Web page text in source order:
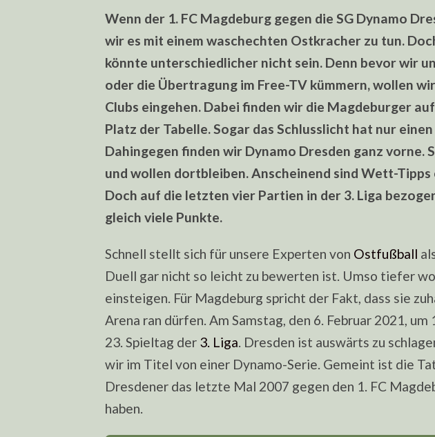
Wenn der 1. FC Magdeburg gegen die SG Dynamo
wir es mit einem waschechten Ostkracher zu tun.
könnte unterschiedlicher nicht sein. Denn bevor wir
oder die Übertragung im Free-TV kümmern, wollen
Clubs eingehen. Dabei finden wir die Magdeburger
Platz der Tabelle. Sogar das Schlusslicht hat nur
Dahingegen finden wir Dynamo Dresden ganz vorne.
und wollen dortbleiben. Anscheinend sind Wett-
Doch auf die letzten vier Partien in der 3. Liga
gleich viele Punkte.
Schnell stellt sich für unsere Experten von Ostfußball
Duell gar nicht so leicht zu bewerten ist. Umso tiefer
einsteigen. Für Magdeburg spricht der Fakt, dass sie
Arena ran dürfen. Am Samstag, den 6. Februar 2021,
23. Spieltag der 3. Liga. Dresden ist auswärts zu
wir im Titel von einer Dynamo-Serie. Gemeint ist die
Dresdener das letzte Mal 2007 gegen den 1. FC
haben.